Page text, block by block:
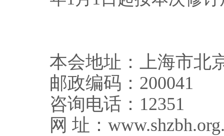
本会地址：上海市北
邮政编码： 200041
咨询电话： 12351
网 址：